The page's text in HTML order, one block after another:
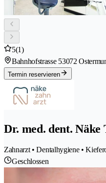
5(1)
Bahnhofstrasse 53072
Termin reservieren
Dr. med. dent. Näke
Zahnarzt • Dentalhygiene •
Geschlossen